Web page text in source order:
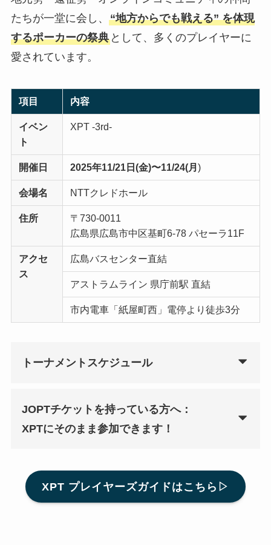
たちが一堂に会し、 “地方からでも戦える” を体現
するポーカーの祭典として、多くのプレイヤーに
愛されています。
項目 内容
イベン
ト
XPT -3rd-
開催日 2025年11/21日(金)〜11/24(月 )
会場名 NTTクレドホール
住所
〒730-0011
広島県広島市中区基町6-78 パセーラ11F
アクセ
ス
広島バスセンター直結
アストラムライン 県庁前駅 直結
市内電車「紙屋町西」電停より徒歩3分
トーナメントスケジュール
JOPTチケットを持っている方へ：
XPTにそのまま参加できます！
XPT プレイヤーズガイドはこちら▷